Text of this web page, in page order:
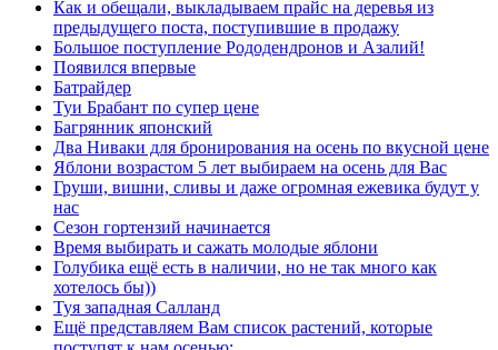
Как и обещали, выкладываем прайс на деревья из
предыдущего поста, поступившие в продажу
Большое поступление Рододендронов и Азалий!
Появился впервые
Батрайдер
Туи Брабант по супер цене
Багрянник японский
Два Ниваки для бронирования на осень по вкусной цене
Яблони возрастом 5 лет выбираем на осень для Вас
Груши, вишни, сливы и даже огромная ежевика будут у
нас
Сезон гортензий начинается
Время выбирать и сажать молодые яблони
Голубика ещё есть в наличии, но не так много как
хотелось бы))
Туя западная Салланд
Ещё представляем Вам список растений, которые